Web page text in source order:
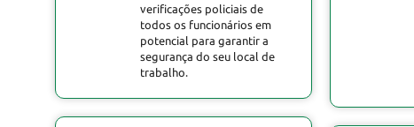
verificações policiais de
todos os funcionários em
potencial para garantir a
segurança do seu local de
trabalho.